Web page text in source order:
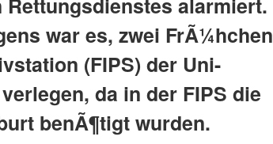
war es, zwei FrÃ¼hchen
(FIPS) der Uni-
da in der FIPS die
benÃ¶tigt wurden.